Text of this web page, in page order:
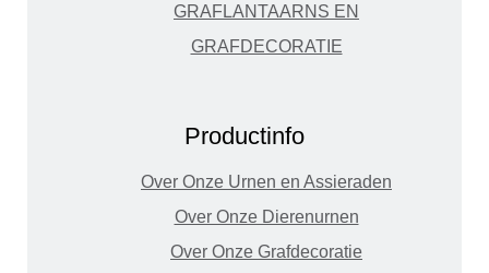
GRAFLANTAARNS EN
GRAFDECORATIE
Productinfo
Over Onze Urnen en Assieraden
Over Onze Dierenurnen
Over Onze Grafdecoratie